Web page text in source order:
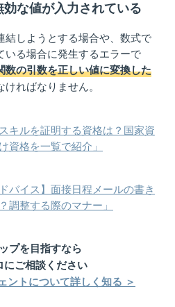
な値が入力されている
結しようとする場合や、数式で
いる場合に発生するエラーで
数の引数を正しい値に変換した
ければなりません。
キルを証明する資格は？国家資
資格を一覧で紹介」
バイス】面接日程メールの書き
調整する際のマナー」
プを目指すなら
にご相談ください
ントについて詳しく知る ＞